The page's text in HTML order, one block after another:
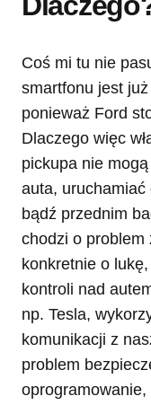
Coś mi tu nie
smartfonu jest
ponieważ Ford
Dlaczego więc
pickupa nie
auta, uruchamiać
bądź przednim
chodzi o problem
konkretnie o
kontroli nad
np. Tesla,
komunikacji z
problem
oprogramowanie,